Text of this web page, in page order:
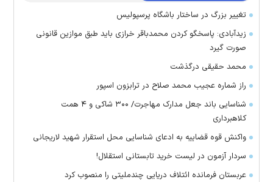
تغییر بزرگ در ساختار باشگاه پرسپولیس
زیدآبادی: پاسخگو کردن محمدباقر خرازی باید طبق موازین قانونی
صورت گیرد
محمد حقیقی درگذشت
راز شماره عجیب محمد صلاح در ترابزون اسپور
شناسایی باند جعل مدارک مهاجرت/ ۳۰۰ شاکی و ۴ همت
کلاهبرداری
واکنش قوه قضاییه به ادعای شناسایی محل استقرار شهید لاریجانی
سردار آزمون در لیست خرید تابستانی استقلال!
عربستان فرمانده ائتلاف دریایی چندملیتی را منصوب کرد